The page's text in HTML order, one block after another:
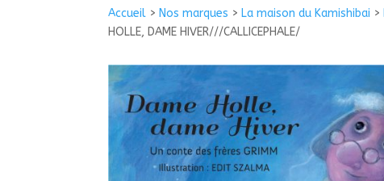
Accueil > Nos marques > La maison du Kamishibai >
HOLLE, DAME HIVER///CALLICEPHALE/